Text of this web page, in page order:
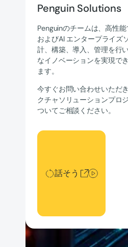
Penguin Solutions
Penguinのチームは、高性
およびAI エンタープライズ
計、構築、導入、管理を行
なイノベーションを実現で
ます。
今すぐお問い合わせいただ
クチャソリューションプロ
ついてご相談ください。
話そう
話そう